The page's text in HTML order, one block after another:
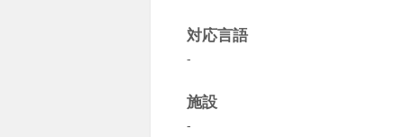
対応言語
-
施設
-